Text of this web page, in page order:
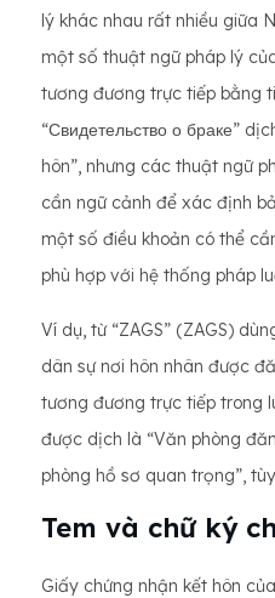
lý khác nhau rất nhiều giữa
một số thuật ngữ pháp lý
tương đương trực tiếp bằng
“Свидетельство о браке”
hôn”, nhưng các thuật ngữ
cần ngữ cảnh để xác định
một số điều khoản có thể
phù hợp với hệ thống pháp
Ví dụ, từ “ZAGS” (ZAGS)
dân sự nơi hôn nhân được
tương đương trực tiếp trong
được dịch là “Văn phòng
phòng hồ sơ quan trọng”,
Tem và chữ ký
Giấy chứng nhận kết hôn